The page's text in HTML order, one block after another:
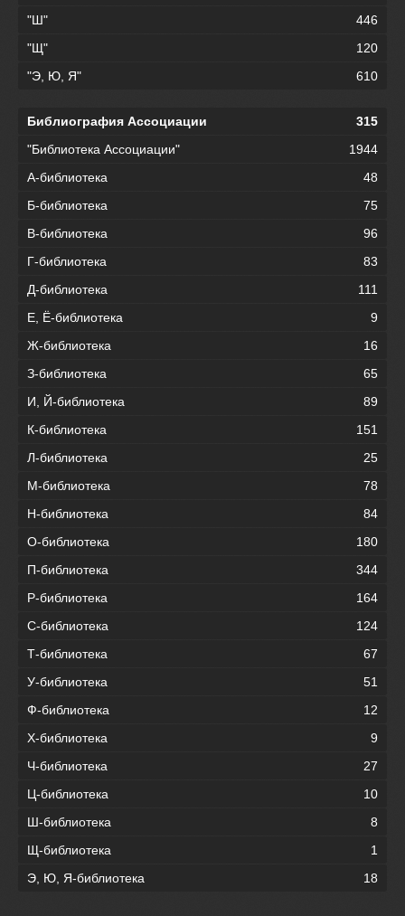
"Ш"
446
"Щ"
120
"Э, Ю, Я"
610
Библиография Ассоциации
315
"Библиотека Ассоциации"
1944
А-библиотека
48
Б-библиотека
75
В-библиотека
96
Г-библиотека
83
Д-библиотека
111
Е, Ё-библиотека
9
Ж-библиотека
16
З-библиотека
65
И, Й-библиотека
89
К-библиотека
151
Л-библиотека
25
М-библиотека
78
Н-библиотека
84
О-библиотека
180
П-библиотека
344
Р-библиотека
164
С-библиотека
124
Т-библиотека
67
У-библиотека
51
Ф-библиотека
12
Х-библиотека
9
Ч-библиотека
27
Ц-библиотека
10
Ш-библиотека
8
Щ-библиотека
1
Э, Ю, Я-библиотека
18